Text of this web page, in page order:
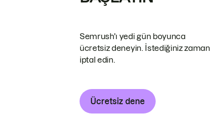
Semrush'ı yedi gün boyunca
ücretsiz deneyin. İstediğiniz zaman
iptal edin.
Ücretsiz dene